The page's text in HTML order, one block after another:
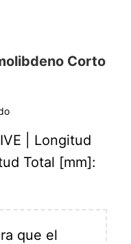
Corto
| Longitud
Total [mm]:
que el